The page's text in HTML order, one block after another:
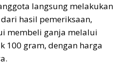
langsung melakukan
hasil pemeriksaan,
membeli ganja melalui
100 gram, dengan harga